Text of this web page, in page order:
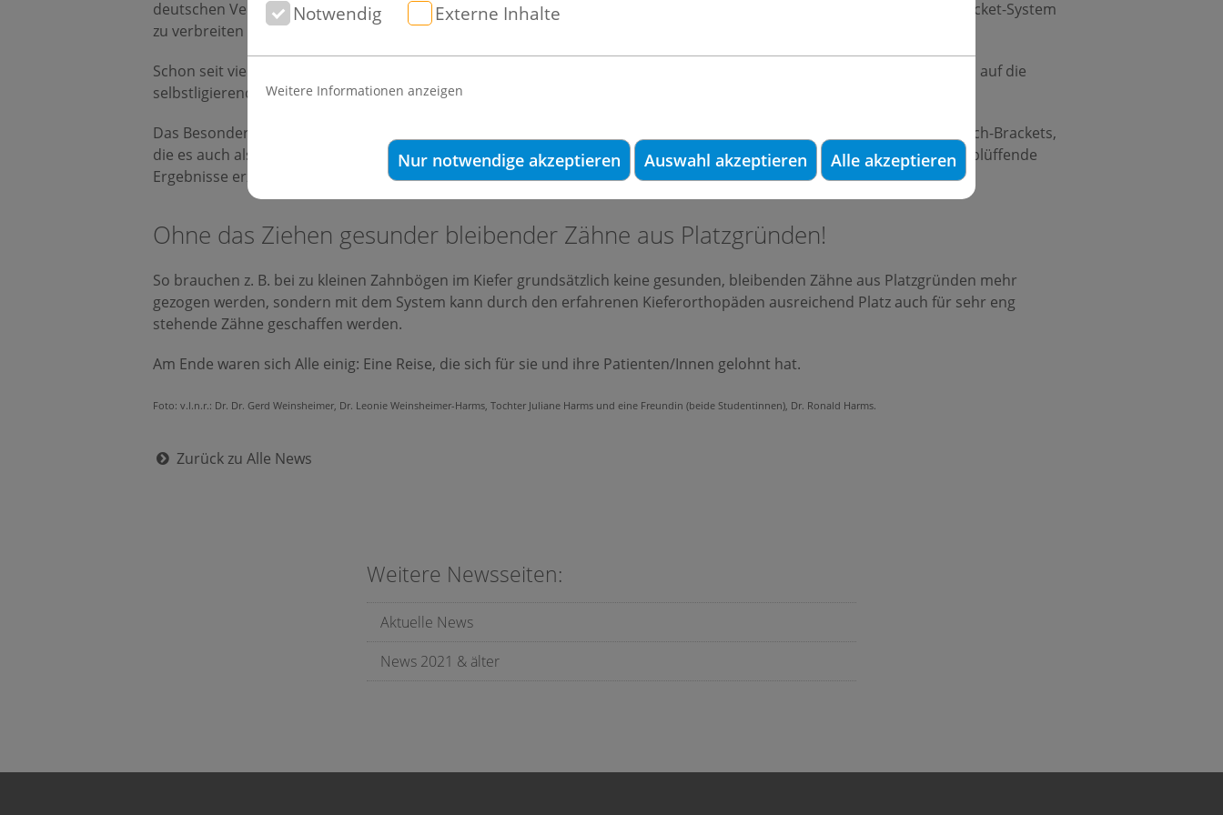
Notwendig Externe Inhalte
Weitere Informationen anzeigen
Nur notwendige akzeptieren Auswahl akzeptieren Alle akzeptieren
deutschen Verbund von Kieferorthopäden, die sich vor Jahren mit dem Ziel zusammengefunden haben, das Damon-Bracket-System
zu verbreiten und dessen Weiterentwicklung in Deutschland zu fördern.
Schon seit vielen Jahren setzen die Kieferorthopäden in den Gropiuspassagen bei der Behandlung ihrer Patienten/Innen auf die
selbstligierenden High-Teck Brackets von Damon.
Das Besondere an einer Zahnkorrektur mit dem Damon-System ist, dass durch die selbstligierende Technik der High-Tech-Brackets,
die es auch als fast unsichtbare zahnfarbene Damon-Clear Brackets gibt, auch bei schwierigen Ausgangssituationen verblüffende
Ergebnisse erzielt werden können.
Ohne das Ziehen gesunder bleibender Zähne aus Platzgründen!
So brauchen z. B. bei zu kleinen Zahnbögen im Kiefer grundsätzlich keine gesunden, bleibenden Zähne aus Platzgründen mehr
gezogen werden, sondern mit dem System kann durch den erfahrenen Kieferorthopäden ausreichend Platz auch für sehr eng
stehende Zähne geschaffen werden.
Am Ende waren sich Alle einig: Eine Reise, die sich für sie und ihre Patienten/Innen gelohnt hat.
Foto: v.l.n.r.: Dr. Dr. Gerd Weinsheimer, Dr. Leonie Weinsheimer-Harms, Tochter Juliane Harms und eine Freundin (beide Studentinnen), Dr. Ronald Harms.
Zurück zu Alle News
Weitere Newsseiten:
Aktuelle News
News 2021 & älter